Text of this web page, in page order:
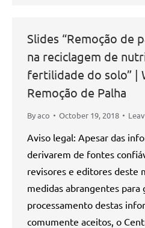
Slides “Remoção de
na reciclagem de
fertilidade do solo” |
Remoção de Palha
Byaco October 19, 2018
Aviso legal: Apesar das
derivarem de fontes
revisores e editores deste
medidas abrangentes para
processamento destas
comumente aceitos, o